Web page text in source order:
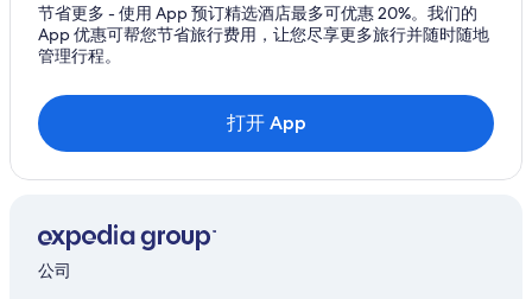
节省更多 - 使用 App 预订精选酒店最多可优惠 20%。我们的
App 优惠可帮您节省旅行费用，让您尽享更多旅行并随时随地
管理行程。
打开 App
公司